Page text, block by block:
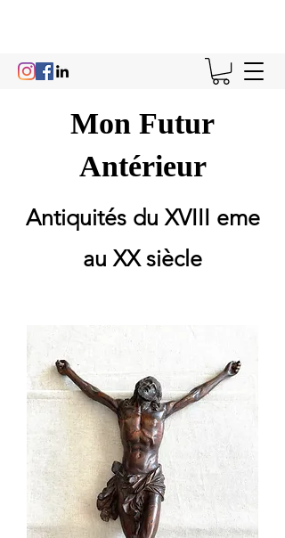
Mon Futur
Antérieur
Antiquités du XVIII eme
au XX siècle